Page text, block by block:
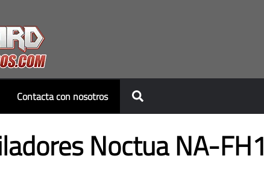
Contacta con nosotros
Noctua NA-FH1